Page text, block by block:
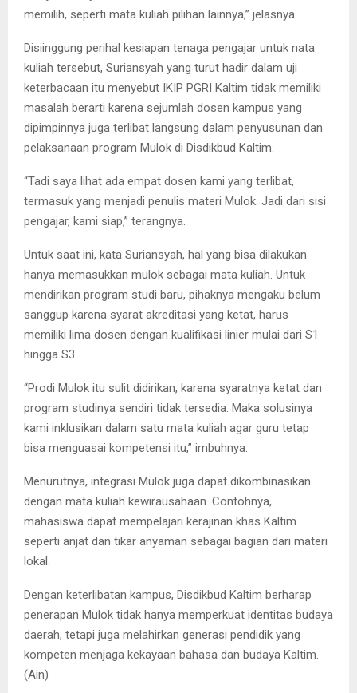
memilih, seperti mata kuliah pilihan lainnya,” jelasnya.
Disiinggung perihal kesiapan tenaga pengajar untuk nata
kuliah tersebut, Suriansyah yang turut hadir dalam uji
keterbacaan itu menyebut IKIP PGRI Kaltim tidak memiliki
masalah berarti karena sejumlah dosen kampus yang
dipimpinnya juga terlibat langsung dalam penyusunan dan
pelaksanaan program Mulok di Disdikbud Kaltim.
“Tadi saya lihat ada empat dosen kami yang terlibat,
termasuk yang menjadi penulis materi Mulok. Jadi dari sisi
pengajar, kami siap,” terangnya.
Untuk saat ini, kata Suriansyah, hal yang bisa dilakukan
hanya memasukkan mulok sebagai mata kuliah. Untuk
mendirikan program studi baru, pihaknya mengaku belum
sanggup karena syarat akreditasi yang ketat, harus
memiliki lima dosen dengan kualifikasi linier mulai dari S1
hingga S3.
“Prodi Mulok itu sulit didirikan, karena syaratnya ketat dan
program studinya sendiri tidak tersedia. Maka solusinya
kami inklusikan dalam satu mata kuliah agar guru tetap
bisa menguasai kompetensi itu,” imbuhnya.
Menurutnya, integrasi Mulok juga dapat dikombinasikan
dengan mata kuliah kewirausahaan. Contohnya,
mahasiswa dapat mempelajari kerajinan khas Kaltim
seperti anjat dan tikar anyaman sebagai bagian dari materi
lokal.
Dengan keterlibatan kampus, Disdikbud Kaltim berharap
penerapan Mulok tidak hanya memperkuat identitas budaya
daerah, tetapi juga melahirkan generasi pendidik yang
kompeten menjaga kekayaan bahasa dan budaya Kaltim.
(Ain)